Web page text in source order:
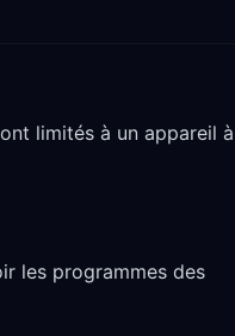
limités à un appareil à
les programmes des